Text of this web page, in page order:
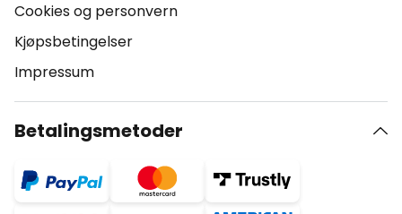
Cookies og personvern
Kjøpsbetingelser
Impressum
Betalingsmetoder